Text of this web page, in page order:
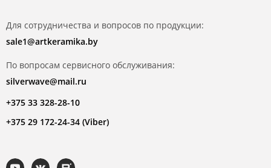
Для сотрудничества и вопросов по продукции:
sale1@artkeramika.by
По вопросам сервисного обслуживания:
silverwave@mail.ru
+375 33 328-28-10
+375 29 172-24-34 (Viber)